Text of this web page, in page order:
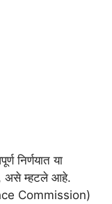
निर्णयात या
असे म्हटले आहे.
Commission)